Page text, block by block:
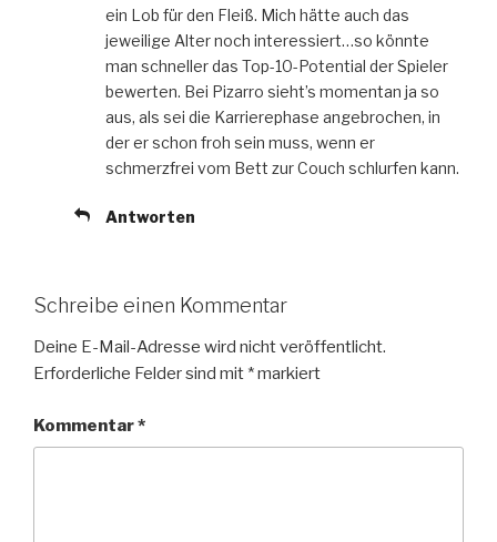
ein Lob für den Fleiß. Mich hätte auch das
jeweilige Alter noch interessiert…so könnte
man schneller das Top-10-Potential der Spieler
bewerten. Bei Pizarro sieht’s momentan ja so
aus, als sei die Karrierephase angebrochen, in
der er schon froh sein muss, wenn er
schmerzfrei vom Bett zur Couch schlurfen kann.
Antworten
Schreibe einen Kommentar
Deine E-Mail-Adresse wird nicht veröffentlicht.
Erforderliche Felder sind mit *markiert
Kommentar*